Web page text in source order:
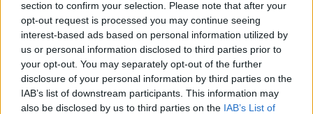
section to confirm your selection. Please note that after your
opt-out request is processed you may continue seeing
interest-based ads based on personal information utilized by
us or personal information disclosed to third parties prior to
your opt-out. You may separately opt-out of the further
disclosure of your personal information by third parties on the
IAB’s list of downstream participants. This information may
also be disclosed by us to third parties on the IAB’s List of